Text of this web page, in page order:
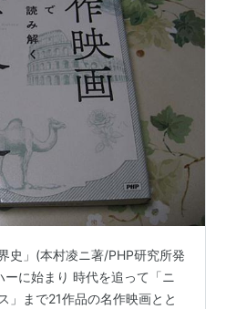
史」(本村凌ニ著/PHP研究所発
に始まり 時代を追って「ニ
」まで21作品の名作映画とと